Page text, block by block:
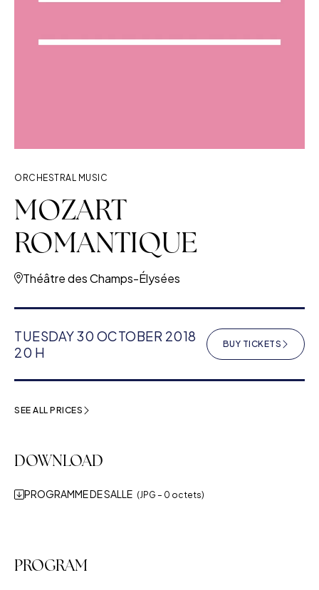
ORCHESTRAL MUSIC
MOZART
ROMANTIQUE
Théâtre des Champs-Élysées
TUESDAY 30 OCTOBER 2018
20 H
BUY TICKETS
(NEW
SEE ALL PRICES
DOWNLOAD
PROGRAMME DE SALLE (JPG – 0 octets)
PROGRAM